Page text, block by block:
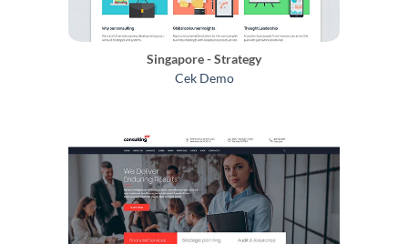
Singapore - Strategy
Cek Demo